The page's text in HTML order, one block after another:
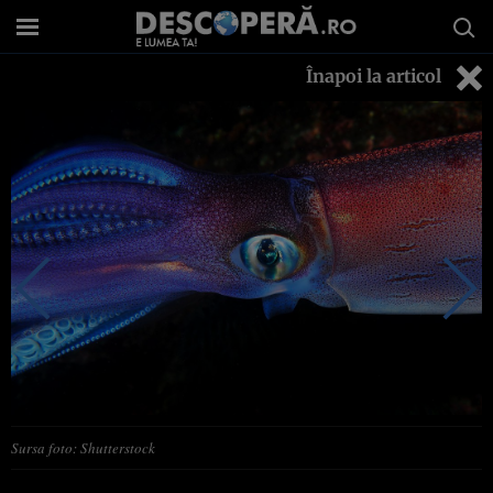
Înapoi la articol
Sursa foto: Shutterstock